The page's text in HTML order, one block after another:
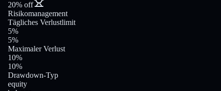
20% off
Risikomanagement
Tägliches Verlustlimit
5%
5%
Maximaler Verlust
10%
10%
Drawdown-Typ
equity